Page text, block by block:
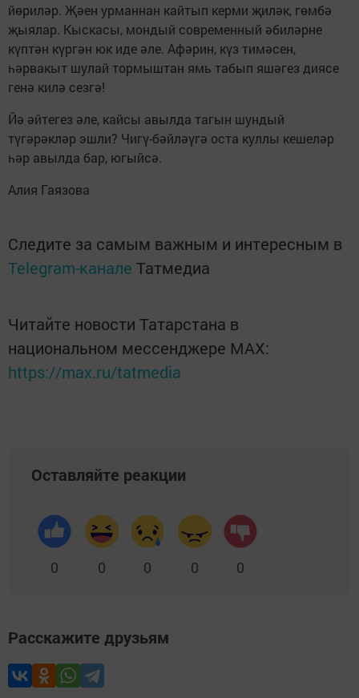
йөриләр. Җәен урманнан кайтып керми җиләк, гөмбә
җыялар. Кыс­касы, мондый современный әбиләрне
күптән күргән юк иде әле. Афәрин, күз тимәсен,
һәрвакыт шулай тормыштан ямь табып яшәгез диясе
генә килә сезгә!
Йә әйтегез әле, кайсы авылда тагын шундый
түгәрәкләр эшли? Чигү-бәйләүгә оста куллы кешеләр
һәр авылда бар, югыйсә.
Алия Гаязова
Следите за самым важным и интересным в
Telegram-канале Татмедиа
Читайте новости Татарстана в
национальном мессенджере MАХ:
https://max.ru/tatmedia
Оставляйте реакции
0 0 0 0 0
Расскажите друзьям